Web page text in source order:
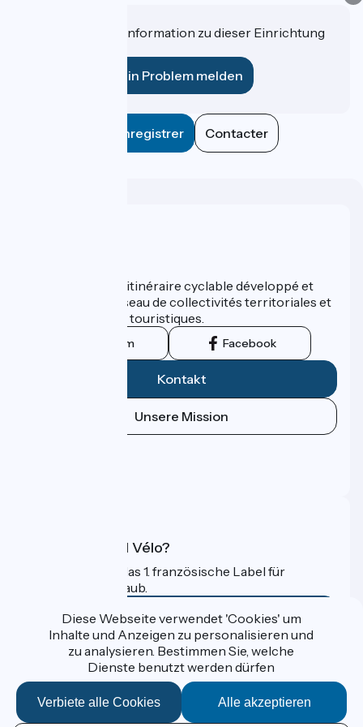
Haben Sie eine Information zu dieser Einrichtung
Ein Problem melden
Enregistrer Contacter
ViaRhôna est un itinéraire cyclable développé et
promu par un réseau de collectivités territoriales et
leurs institutions touristiques.
Instagram Facebook
Kontakt
Unsere Mission
Was ist Accueil Vélo?
Accueil Vélo ist das 1. französische Label für
Radfahrer im Urlaub.
Mehr erfahren
Gefördert im Rahmen von Destination France
Diese Webseite verwendet 'Cookies' um
Inhalte und Anzeigen zu personalisieren und
zu analysieren. Bestimmen Sie, welche
Dienste benutzt werden dürfen
Alle akzeptieren
Verbiete alle Cookies